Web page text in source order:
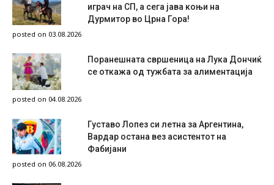
играч на СП, а сега јава коњи на
Дурмитор во Црна Гора!
posted on 03.08.2026
Поранешната свршеница на Лука Дончиќ
се откажа од тужбата за алиментација
posted on 04.08.2026
Густаво Лопез си летна за Аргентина,
Вардар остана вез асистентот на
Фабијани
posted on 06.08.2026